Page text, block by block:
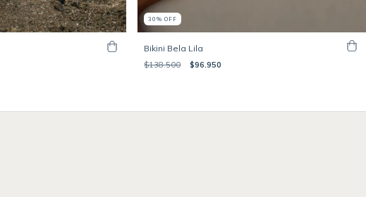
30%OFF
Bikini Bela Lila
$138.500 $96.950